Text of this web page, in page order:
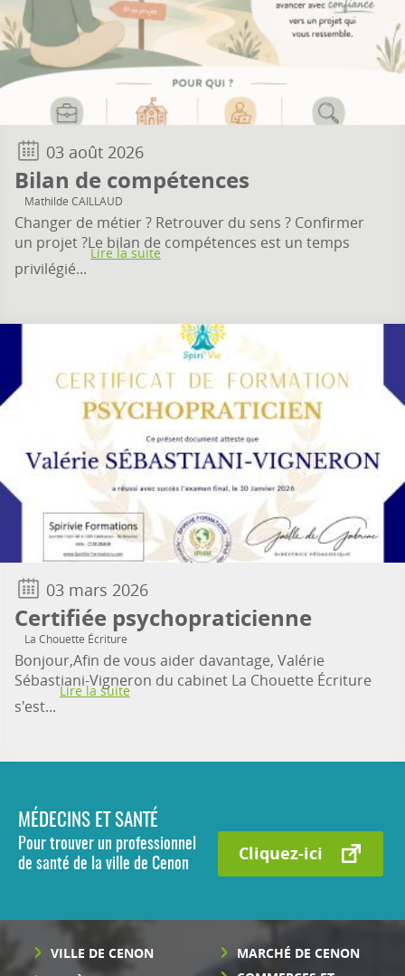
03 août 2026
Bilan de compétences
Mathilde CAILLAUD
Changer de métier ? Retrouver du sens ? Confirmer
un projet ?Le bilan de compétences est un temps
privilégié...
Lire la suite
03 mars 2026
Certifiée psychopraticienne
La Chouette Écriture
Bonjour,Afin de vous aider davantage, Valérie
Sébastiani-Vigneron du cabinet La Chouette Écriture
s'est...
Lire la suite
MÉDECINS ET SANTÉ
Pour trouver un professionnel
de santé de la ville de Cenon
Cliquez-ici
VILLE DE CENON
MARCHÉ DE CENON